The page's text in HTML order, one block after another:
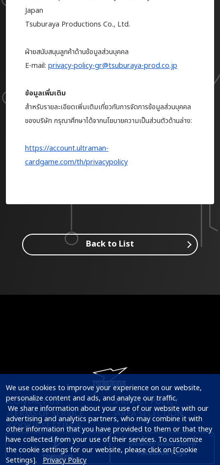
Japan
Tsuburaya Productions Co., Ltd.
ฝ่ายสนับสนุนลูกค้าด้านข้อมูลส่วนบุคคล
E-mail: privacy-policy-gr@tsuburaya-prod.co.jp
ข้อมูลเพิ่มเติม
สำหรับรายละเอียดเพิ่มเติมเกี่ยวกับการจัดการข้อมูลส่วนบุคคล
ของบริษัท กรุณาศึกษาได้จากนโยบายความเป็นส่วนตัวด้านล่าง:
https://account.ultraman-
cardgame.com/th/privacypolicy
Back to List
CONTACT US
PRIVACY POLICY
TERMS OF SERVICE
AREA SELECTION
COOKIE SETTINGS
We use cookies to improve your experience on our website,
personalize content and ads, and analyze our traffic.
advertising and analytics partners, who may combine it with
other information that you have provided to them or that they
have collected from your use of their services. To customize
the cookie settings for our website, please click on [Cookie
Settings]. Privacy Policy